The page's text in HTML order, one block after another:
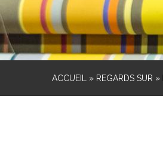
ACCUEIL » REGARDS SUR »